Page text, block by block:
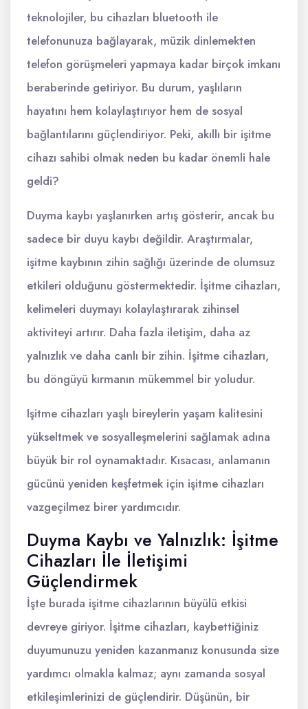
teknolojiler, bu cihazları bluetooth ile
telefonunuza bağlayarak, müzik dinlemekten
telefon görüşmeleri yapmaya kadar birçok imkanı
beraberinde getiriyor. Bu durum, yaşlıların
hayatını hem kolaylaştırıyor hem de sosyal
bağlantılarını güçlendiriyor. Peki, akıllı bir işitme
cihazı sahibi olmak neden bu kadar önemli hale
geldi?
Duyma kaybı yaşlanırken artış gösterir, ancak bu
sadece bir duyu kaybı değildir. Araştırmalar,
işitme kaybının zihin sağlığı üzerinde de olumsuz
etkileri olduğunu göstermektedir. İşitme cihazları,
kelimeleri duymayı kolaylaştırarak zihinsel
aktiviteyi artırır. Daha fazla iletişim, daha az
yalnızlık ve daha canlı bir zihin. İşitme cihazları,
bu döngüyü kırmanın mükemmel bir yoludur.
Işitme cihazları yaşlı bireylerin yaşam kalitesini
yükseltmek ve sosyalleşmelerini sağlamak adına
büyük bir rol oynamaktadır. Kısacası, anlamanın
gücünü yeniden keşfetmek için işitme cihazları
vazgeçilmez birer yardımcıdır.
Duyma Kaybı ve Yalnızlık: İşitme
Cihazları İle İletişimi
Güçlendirmek
İşte burada işitme cihazlarının büyülü etkisi
devreye giriyor. İşitme cihazları, kaybettiğiniz
duyumunuzu yeniden kazanmanız konusunda size
yardımcı olmakla kalmaz; aynı zamanda sosyal
etkileşimlerinizi de güçlendirir. Düşünün, bir